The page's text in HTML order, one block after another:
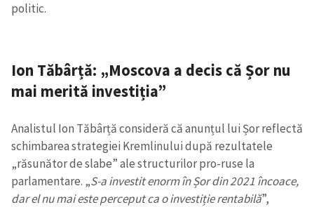
politic.
Ion Tăbârță: „Moscova a decis că Șor nu
mai merită investiția”
Analistul Ion Tăbârță consideră că anunțul lui Șor reflectă
schimbarea strategiei Kremlinului după rezultatele
„răsunător de slabe” ale structurilor pro-ruse la
parlamentare. „S-a investit enorm în Șor din 2021 încoace,
dar el nu mai este perceput ca o investiție rentabilă”,